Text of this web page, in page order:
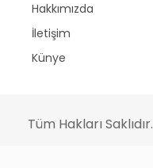
Hakkımızda
İletişim
Künye
Tüm Hakları Saklıdır.